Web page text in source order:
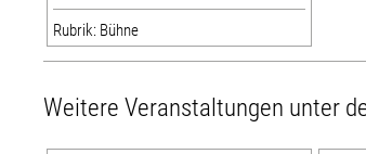
Rubrik: Bühne
Weitere Veranstaltungen unter